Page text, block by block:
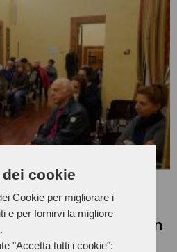
cookie
Cookie per migliorare i
e per fornirvi la migliore
"Accetta tutti i cookie":
regnar - Incontro con